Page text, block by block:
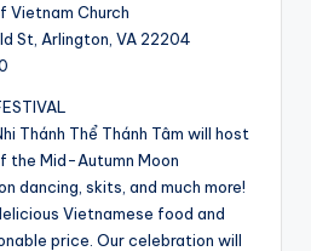
Vietnam Church
St, Arlington, VA 22204
Thánh Thể Thánh Tâm will host
the Mid-Autumn Moon
dancing, skits, and much more!
Vietnamese food and
price. Our celebration will